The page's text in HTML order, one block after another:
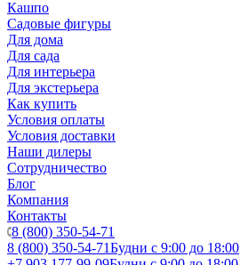
Кашпо
Садовые фигуры
Для дома
Для сада
Для интерьера
Для экстерьера
Как купить
Условия оплаты
Условия доставки
Наши дилеры
Сотрудничество
Блог
Компания
Контакты
8 (800) 350-54-71
8 (800) 350-54-71Будни с 9:00 до 18:00